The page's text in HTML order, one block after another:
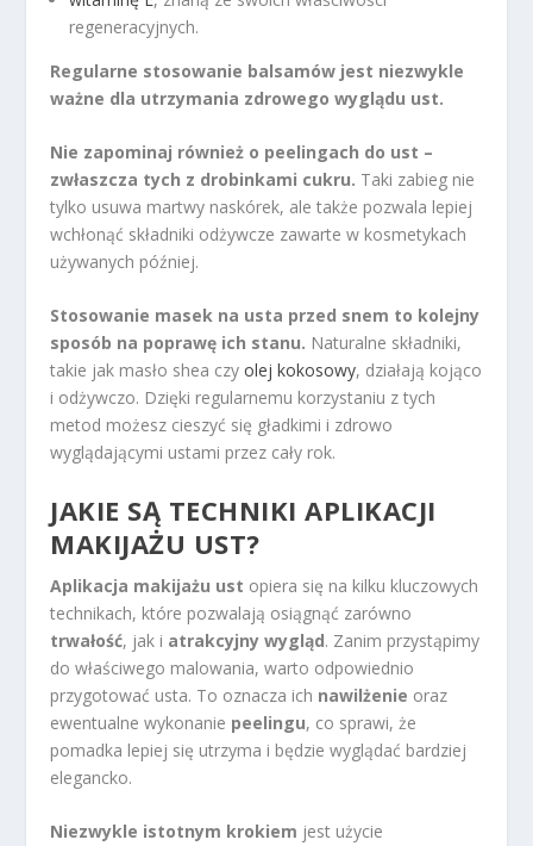
regeneracyjnych.
Regularne stosowanie balsamów jest niezwykle
ważne dla utrzymania zdrowego wyglądu ust.
Nie zapominaj również o peelingach do ust –
zwłaszcza tych z drobinkami cukru. Taki zabieg nie
tylko usuwa martwy naskórek, ale także pozwala lepiej
wchłonąć składniki odżywcze zawarte w kosmetykach
używanych później.
Stosowanie masek na usta przed snem to kolejny
sposób na poprawę ich stanu. Naturalne składniki,
takie jak masło shea czyolej kokosowy, działają kojąco
i odżywczo. Dzięki regularnemu korzystaniu z tych
metod możesz cieszyć się gładkimi i zdrowo
wyglądającymi ustami przez cały rok.
JAKIE SĄ TECHNIKI APLIKACJI
MAKIJAŻU UST?
Aplikacja makijażu ust opiera się na kilku kluczowych
technikach, które pozwalają osiągnąć zarówno
trwałość, jak i atrakcyjny wygląd. Zanim przystąpimy
do właściwego malowania, warto odpowiednio
przygotować usta. To oznacza ich nawilżenie oraz
ewentualne wykonanie peelingu, co sprawi, że
pomadka lepiej się utrzyma i będzie wyglądać bardziej
elegancko.
Niezwykle istotnym krokiem jest użycie